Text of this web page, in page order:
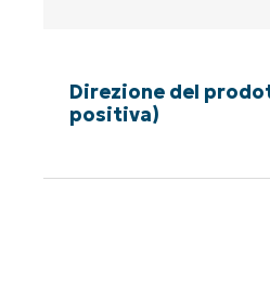
Direzione del
positiva)